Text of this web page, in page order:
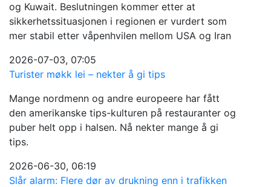
og Kuwait. Beslutningen kommer etter at
sikkerhetssituasjonen i regionen er vurdert som
mer stabil etter våpenhvilen mellom USA og Iran
2026-07-03, 07:05
Turister møkk lei – nekter å gi tips
Mange nordmenn og andre europeere har fått
den amerikanske tips-kulturen på restauranter og
puber helt opp i halsen. Nå nekter mange å gi
tips.
2026-06-30, 06:19
Slår alarm: Flere dør av drukning enn i trafikken